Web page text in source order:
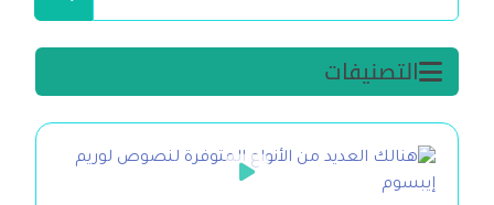
التصنيفات